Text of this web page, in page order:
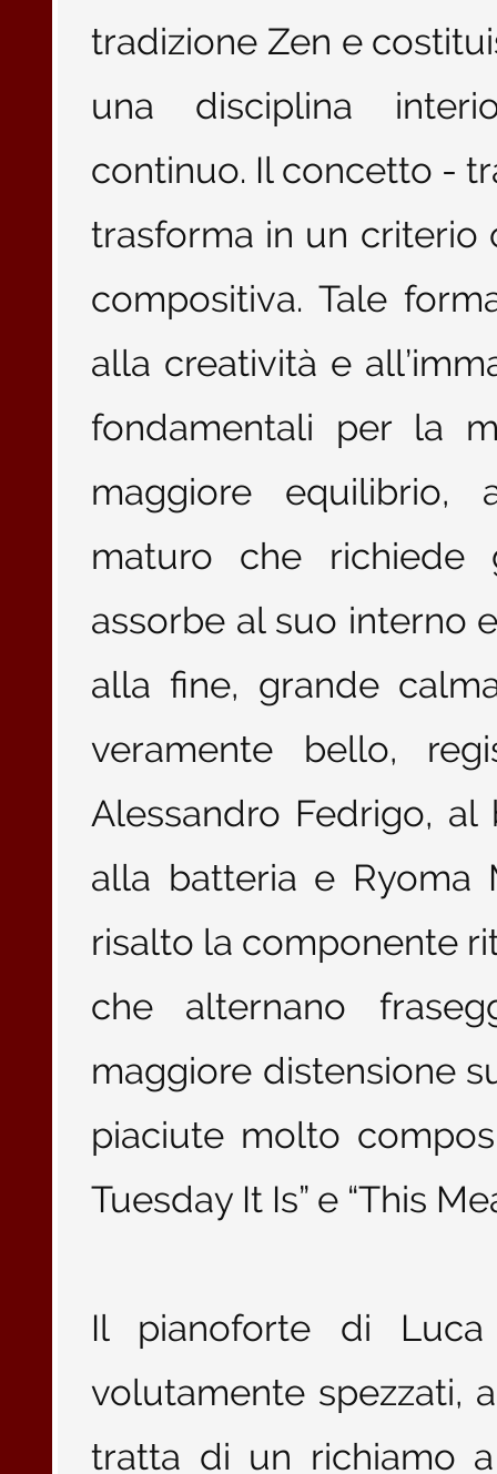
tradizione Zen e
una disciplina
continuo. Il concetto -
trasforma in un criterio
compositiva. Tale
alla creatività e
fondamentali per la
maggiore equilibrio,
maturo che richiede
assorbe al suo interno
alla fine, grande
veramente bello,
Alessandro Fedrigo,
alla batteria e Ryoma
risalto la componente
che alternano
maggiore distensione
piaciute molto
Tuesday It Is” e “This
Il pianoforte di Luca
volutamente spezzati,
tratta di un richiamo